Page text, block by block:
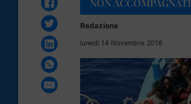
NON ACCOMPAGNATI
Redazione
lunedì 14 Novembre 2016